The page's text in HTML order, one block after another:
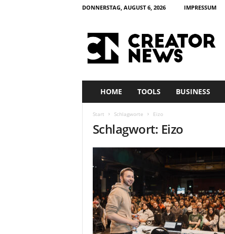
DONNERSTAG, AUGUST 6, 2026 IMPRESSUM
HOME TOOLS BUSINESS
Start Schlagworte Eizo
Schlagwort: Eizo